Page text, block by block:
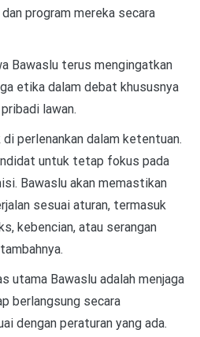
program mereka secara
Bawaslu terus mengingatkan
etika dalam debat khususnya
lawan.
perlenankan dalam ketentuan.
untuk tetap fokus pada
Bawaslu akan memastikan
sesuai aturan, termasuk
kebencian, atau serangan
utama Bawaslu adalah menjaga
berlangsung secara
dengan peraturan yang ada.